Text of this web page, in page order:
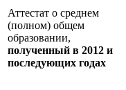
Аттестат о среднем
(полном) общем
образовании,
полученный в 2012 и
последующих годах